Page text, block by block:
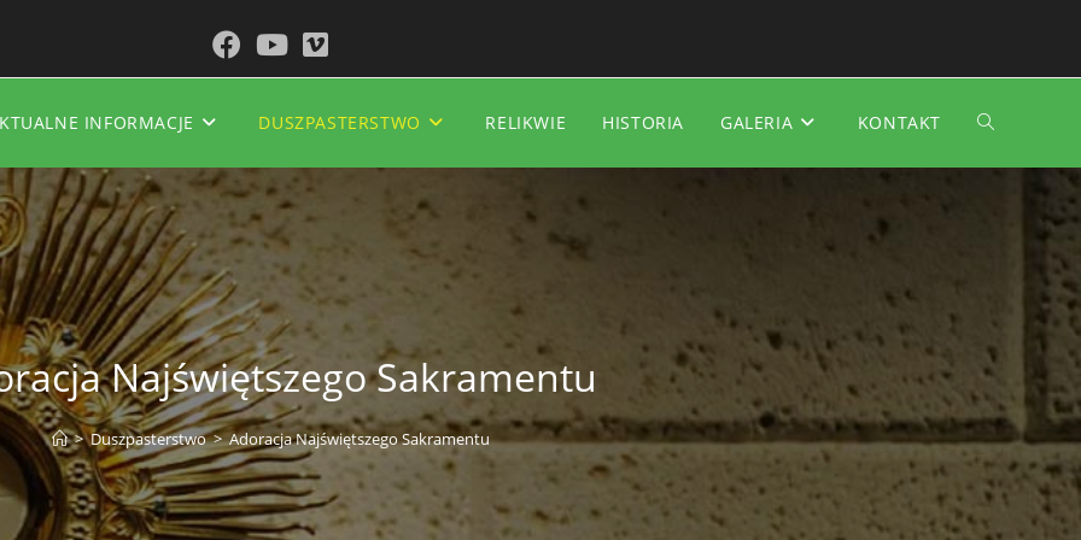
INFORMACJE DUSZPASTERSTWO RELIKWIE HISTORIA GALERIA KONTAKT TOGGLE
Najświętszego Sakramentu
> Duszpasterstwo > Adoracja Najświętszego Sakramentu